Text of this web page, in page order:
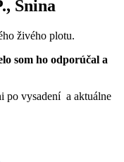
Snina
živého plotu.
som ho odporúčal a
po vysadení a aktuálne